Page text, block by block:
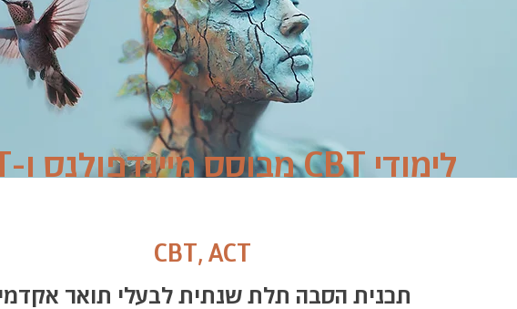
לימודי CBT מבוסס מיינדפולנס ו-ACT
CBT, ACT
תכנית הסבה תלת שנתית לבעלי תואר